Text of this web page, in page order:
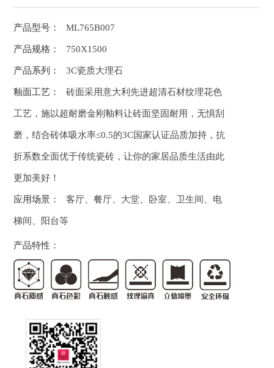
产品型号： ML765B007
产品规格： 750X1500
产品系列： 3C瓷质大理石
釉面工艺： 砖面采用意大利先进超清石材纹理花色
工艺，施以超耐磨金刚釉料让砖面坚固耐用，无惧刮
磨，结合砖体吸水率≤0.5的3C国家认证品质加持，抗
折系数全面优于传统瓷砖，让你的家居品质生活由此
更加美好！
应用场景： 客厅、餐厅、大堂、卧室、卫生间、电
梯间、阳台等
产品特性：